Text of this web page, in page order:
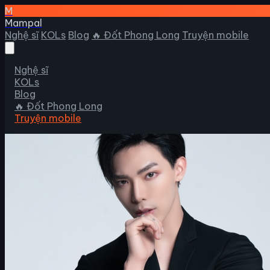
M
Mampal
Nghệ sĩ KOLs Blog 🔥 Đốt Phong Long Truyện mobile
Nghệ sĩ
KOLs
Blog
🔥 Đốt Phong Long
Truyện mobile